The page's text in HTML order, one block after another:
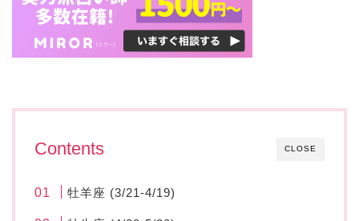
CLOSE
Contents
牡羊座 (3/21-4/19)